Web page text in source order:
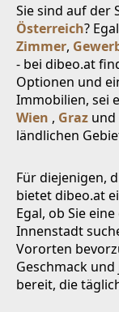
Sie sind auf der
Österreich?
Zimmer,
- bei dibeo.at
Optionen und
Immobilien, sei
Wien , Graz und
ländlichen
Für diejenigen,
bietet dibeo.at
Egal, ob Sie
Innenstadt
Vororten
Geschmack
bereit, die